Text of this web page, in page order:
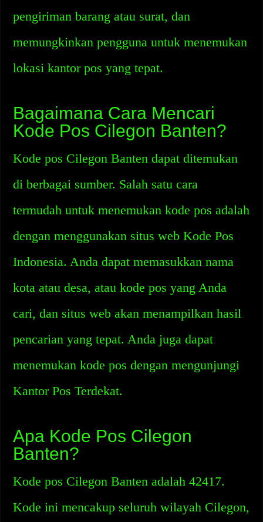
pengiriman barang atau surat, dan
memungkinkan pengguna untuk menemukan
lokasi kantor pos yang tepat.
Bagaimana Cara Mencari
Kode Pos Cilegon Banten?
Kode pos Cilegon Banten dapat ditemukan
di berbagai sumber. Salah satu cara
termudah untuk menemukan kode pos adalah
dengan menggunakan situs web Kode Pos
Indonesia. Anda dapat memasukkan nama
kota atau desa, atau kode pos yang Anda
cari, dan situs web akan menampilkan hasil
pencarian yang tepat. Anda juga dapat
menemukan kode pos dengan mengunjungi
Kantor Pos Terdekat.
Apa Kode Pos Cilegon
Banten?
Kode pos Cilegon Banten adalah 42417.
Kode ini mencakup seluruh wilayah Cilegon,